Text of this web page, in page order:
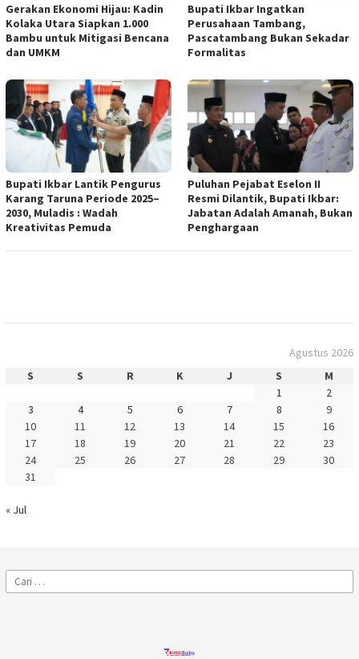
Gerakan Ekonomi Hijau: Kadin
Kolaka Utara Siapkan 1.000
Bambu untuk Mitigasi Bencana
dan UMKM
Bupati Ikbar Ingatkan
Perusahaan Tambang,
Pascatambang Bukan Sekadar
Formalitas
Bupati Ikbar Lantik Pengurus
Karang Taruna Periode 2025–
2030, Muladis : Wadah
Kreativitas Pemuda
Puluhan Pejabat Eselon II
Resmi Dilantik, Bupati Ikbar:
Jabatan Adalah Amanah, Bukan
Penghargaan
Agustus 2026
S
S R K J S
M
1
2
3
4 5 6 7 8
9
10
11 12 13 14 15
16
17
18 19 20 21 22
23
24
25 26 27 28 29
30
31
« Jul
Cari
untuk: